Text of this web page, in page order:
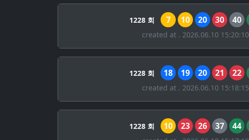
1228 회 7 10 20 30 40
created at . 2026.06.10 15:20:10
1228 회 18 19 20 21 22
created at . 2026.06.10 15:18:15
1228 회 10 23 26 37 44